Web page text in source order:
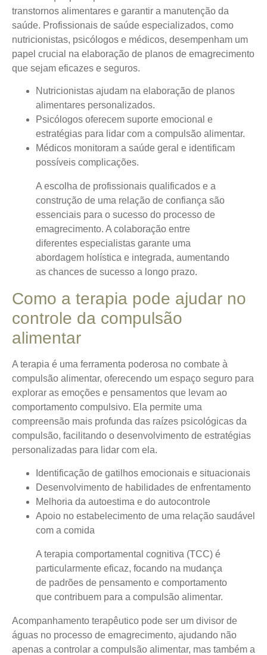
transtornos alimentares e garantir a manutenção da
saúde. Profissionais de saúde especializados, como
nutricionistas, psicólogos e médicos, desempenham um
papel crucial na elaboração de planos de emagrecimento
que sejam eficazes e seguros.
Nutricionistas ajudam na elaboração de planos
alimentares personalizados.
Psicólogos oferecem suporte emocional e
estratégias para lidar com a compulsão alimentar.
Médicos monitoram a saúde geral e identificam
possíveis complicações.
A escolha de profissionais qualificados e a
construção de uma relação de confiança são
essenciais para o sucesso do processo de
emagrecimento. A colaboração entre
diferentes especialistas garante uma
abordagem holística e integrada, aumentando
as chances de sucesso a longo prazo.
Como a terapia pode ajudar no
controle da compulsão
alimentar
A terapia é uma ferramenta poderosa no combate à
compulsão alimentar, oferecendo um espaço seguro para
explorar as emoções e pensamentos que levam ao
comportamento compulsivo. Ela permite uma
compreensão mais profunda das raízes psicológicas da
compulsão, facilitando o desenvolvimento de estratégias
personalizadas para lidar com ela.
Identificação de gatilhos emocionais e situacionais
Desenvolvimento de habilidades de enfrentamento
Melhoria da autoestima e do autocontrole
Apoio no estabelecimento de uma relação saudável
com a comida
A terapia comportamental cognitiva (TCC) é
particularmente eficaz, focando na mudança
de padrões de pensamento e comportamento
que contribuem para a compulsão alimentar.
Acompanhamento terapêutico pode ser um divisor de
águas no processo de emagrecimento, ajudando não
apenas a controlar a compulsão alimentar, mas também a